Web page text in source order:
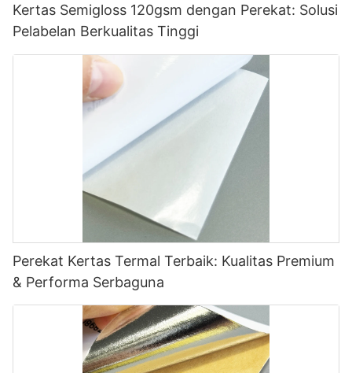
Kertas Semigloss 120gsm dengan Perekat: Solusi
Pelabelan Berkualitas Tinggi
Perekat Kertas Termal Terbaik: Kualitas Premium
& Performa Serbaguna